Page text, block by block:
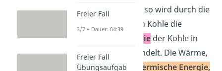
Kohlekraftwerk
, so wird durch die
Verbrennung von Kohle die
chemische Energieder Kohle in
Wärme umgewandelt. Die Wärme,
du sagst auch
thermische Energie,
Freier Fall
3/7 – Dauer: 04:39
Freier Fall
Übungsaufgab